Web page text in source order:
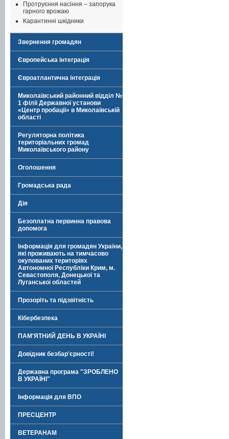
Протруєння насіння – запорука
гарного врожаю
Карантинні шкідники
Звернення громадян
Європейська інтеграція
Євроатлантична інтеграція
Миколаївський районний відділ №
1 філії Державної установи
«Центр пробації» в Миколаївській
області
Регуляторна політика
територіальних громад
Миколаївського району
Оголошення
Громадська рада
Дія
Безоплатна первинна правова
допомога
Інформація для громадян України,
які проживають на тимчасово
окупованих територіях
Автономної Республіки Крим, м.
Севастополя, Донецької та
Луганської областей
Прозоріть та підзвітність
Кібербезпека
ПАМ'ЯТНИЙ ДЕНЬ В УКРАЇНІ
Довідник безбар'єрності!
Державна програма "ЗРОБЛЕНО
В УКРАЇНІ"
Інформація для ВПО
ПРЕСЦЕНТР
ВЕТЕРАНАМ